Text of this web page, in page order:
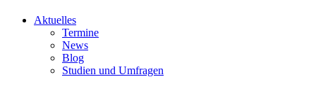
Aktuelles
Termine
News
Blog
Studien und Umfragen